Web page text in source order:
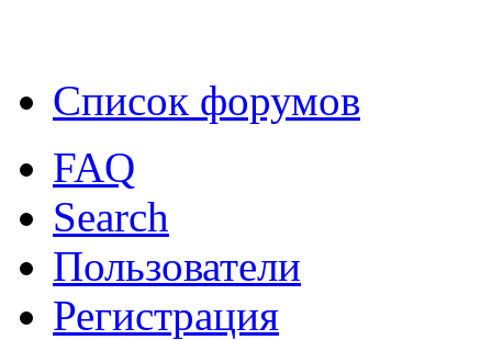
Список форумов
FAQ
Search
Пользователи
Регистрация